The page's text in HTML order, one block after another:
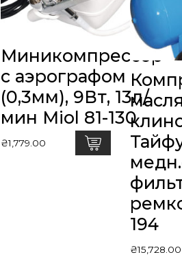
Миникомпрессор
с аэрографом
(0,3мм), 9Вт, 13л/
мин Miol 81-130
₴1,779.00
194
₴15,728.00